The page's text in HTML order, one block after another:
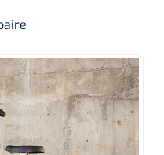
plaies chroniques